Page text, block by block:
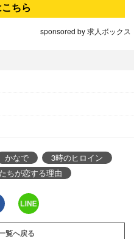
ちら
sponsored by 求人ボックス
かなで
3時のヒロイン
ちが恋する理由
覧へ戻る